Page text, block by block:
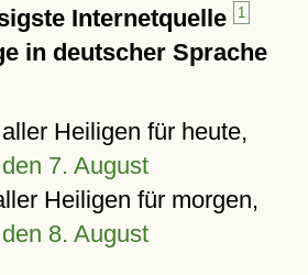
Internetquelle
1
in deutscher Sprache
Heiligen für heute,
den 7. August
Heiligen für morgen,
den 8. August